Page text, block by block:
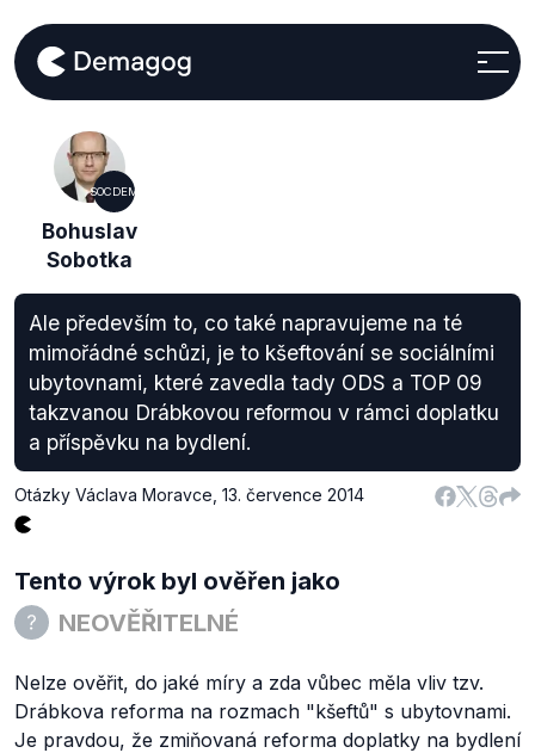
SOCDEM
Bohuslav
Sobotka
Ale především to, co také napravujeme na té
mimořádné schůzi, je to kšeftování se sociálními
ubytovnami, které zavedla tady ODS a TOP 09
takzvanou Drábkovou reformou v rámci doplatku
a příspěvku na bydlení.
Otázky Václava Moravce 13. července 2014
Tento výrok byl ověřen jako
NEOVĚŘITELNÉ
Nelze ověřit, do jaké míry a zda vůbec měla vliv tzv.
Drábkova reforma na rozmach "kšeftů" s ubytovnami.
Je pravdou, že zmiňovaná reforma doplatky na bydlení